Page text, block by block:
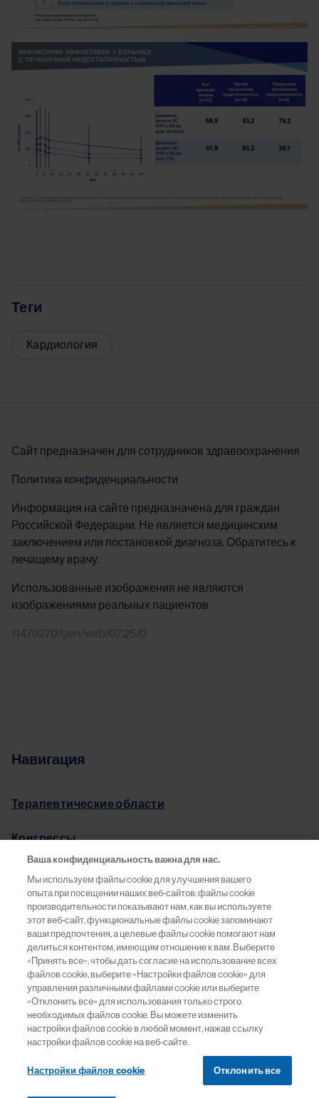
Image
Теги
Кардиология
Сайт предназначен для сотрудников здравоохранения
Политика конфиденциальности
Информация на сайте предназначена для граждан
Российской Федерации. Не является медицинским
заключением или постановкой диагноза. Обратитесь к
лечащему врачу.
Использованные изображения не являются
изображениями реальных пациентов
11479270/gen/web/07.25/0
Навигация
Терапевтические области
Конгрессы
Информация о препаратах
Обратная связь
ООО «Новартис Фарма»
Москва, 125315
Россия
Факс:+7 (495) 967 12 68
Ваша конфиденциальность важна для нас.
Мы используем файлы cookie для улучшения вашего
опыта при посещении наших веб-сайтов: файлы cookie
производительности показывают нам, как вы используете
этот веб-сайт, функциональные файлы cookie запоминают
ваши предпочтения, а целевые файлы cookie помогают нам
делиться контентом, имеющим отношение к вам. Выберите
«Принять все», чтобы дать согласие на использование всех
файлов cookie, выберите «Настройки файлов cookie» для
управления различными файлами cookie или выберите
«Отклонить все» для использования только строго
необходимых файлов cookie. Вы можете изменить
настройки файлов cookie в любой момент, нажав ссылку
настройки файлов cookie на веб-сайте.
Настройки файлов cookie Отклонить все